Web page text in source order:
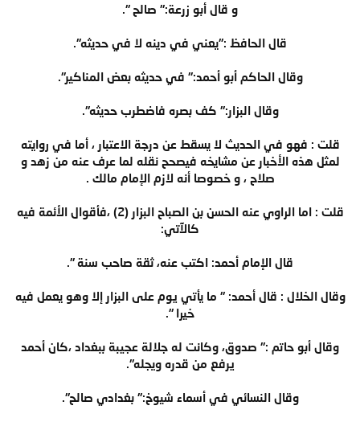
و قال أبو زرعة:" صالح ".
قال الحافظ :"يعني في دينه لا في حديثه".
وقال الحاكم أبو أحمد:" في حديثه بعض المناكير".
وقال البزار:" كف بصره فاضطرب حديثه".
قلت : فهو في الحديث لا يسقط عن درجة الاعتبار ، أما في روايته
لمثل هذه الأخبار عن مشايخه فيصحح نقله لما عرف عنه من زهد و
صلاح ، و خصوصا أنه لازم الإمام مالك .
قلت : اما الراوي عنه الحسن بن الصباح البزار (2) ،فأقوال الأئمة فيه
كالآتي:
قال الإمام أحمد: اكتب عنه، ثقة صاحب سنة ".
وقال الخلال : قال أحمد: " ما يأتي يوم على البزار إلا وهو يعمل فيه
خيرا ".
وقال أبو حاتم :" صدوق، وكانت له جلالة عجيبة ببغداد ،كان أحمد
يرفع من قدره ويجله".
وقال النسائي في أسماء شيوخ:" بغدادي صالح".